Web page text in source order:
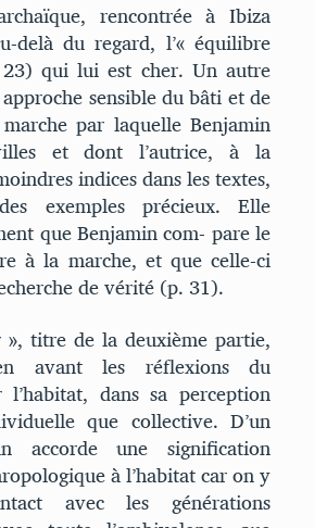
rencontrée à Ibiza
delà du regard, l’« équilibre
qui lui est cher. Un autre
sensible du bâti et de
par laquelle Benjamin
et dont l’autrice, à la
indices dans les textes,
exemples précieux. Elle
que Benjamin com- pare le
à la marche, et que celle-ci
de vérité (p. 31).
», titre de la deuxième partie,
avant les réflexions du
dans sa perception
que collective. D’un
accorde une signification
à l’habitat car on y
avec les générations